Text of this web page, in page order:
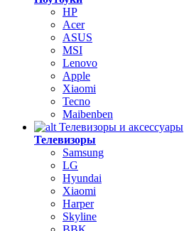
HP
Acer
ASUS
MSI
Lenovo
Apple
Xiaomi
Tecno
Maibenben
Телевизоры и аксессуары
Телевизоры
Samsung
LG
Hyundai
Xiaomi
Harper
Skyline